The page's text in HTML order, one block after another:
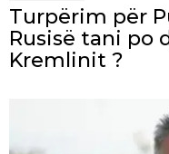
Turpërim për
Rusisë tani po
Kremlinit ?